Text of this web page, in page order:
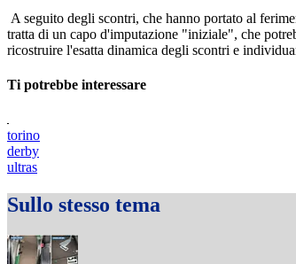
A seguito degli scontri, che hanno portato al
tratta di un capo d'imputazione "iniziale", che
ricostruire l'esatta dinamica degli scontri e
Ti potrebbe interessare
torino
derby
ultras
Sullo stesso tema